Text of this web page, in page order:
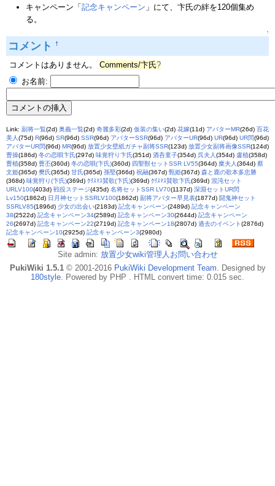
キャンペーン「 記念キャンペーン 」にて、卞氏の絆を120個集め
る。
↑
コメント †
コメントはありません。 Comments/卞氏?
お名前:
Link: 副将一覧(2d) 奥義一覧(2d) 奇麗多彩(2d) 仮装の集い(2d) 花嫁(11d) アバターMR(26d) 百花
美人 (75d) R(96d) SR(96d) SSR(96d) アバターSSR(96d) アバターUR(96d) UR(96d) UR閃(96d)
アバターUR閃(96d) MR(96d) 放置少女壁紙ガチャ副将SSR(123d) 放置少女副将画像SSR(124d)
曹操(186d) 冬の恋唄卞氏(297d) 味覚狩り卞氏(351d) 酒呑童子(354d) 呉夫人 (354d) 盧植(358d)
曹植(358d) 曹丕(360d) 冬の恋唄(卞氏)(360d) 四聖獣セットSSR LV55(364d) 糜夫人 (364d) 蔡
文姫(365d) 樊氏(365d) 甘氏(365d) 孫堅(366d) 祝融(367d) 甄姫(367d) 森と鹿の歌本多忠勝
(368d) 味覚狩り(卞氏)(369d) ｸﾘｽﾏｽ賛歌(卞氏)(369d) ｸﾘｽﾏｽ賛歌卞氏(369d) 混沌セット
URLV100(403d) 戦役ステージ(435d) 名将セットSSR LV70(1137d) 深淵セットUR閃
Lv150(1862d) 日月神セットSSRLV100(1862d) 副将アバター早見表(1877d) 闘鬼神セット
SSRLV85(1896d) 少女の出会い(2183d) 記念キャンペーン(2489d) 記念キャンペーン
38(2522d) 記念キャンペーン34(2589d) 記念キャンペーン30(2644d) 記念キャンペーン
26(2697d) 記念キャンペーン22(2719d) 記念キャンペーン18(2807d) 過去のイベント(2876d)
記念キャンペーン10(2925d) 記念キャンペーン3(2980d)
Site admin: 放置少女wiki管理人お問い合わせ
PukiWiki 1.5.1© 2001-2016 PukiWiki Development Team. Designed by
180style. Powered by PHP . HTML convert time: 0.015 sec.